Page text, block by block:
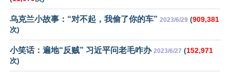
乌克兰小故事：“对不起，我偷了你的车” 2023/6/29 (909,381
次)
小笑话：遍地“反贼” 习近平问老毛咋办 2023/6/27 (152,971
次)